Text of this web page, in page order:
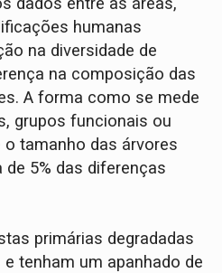
humanas
na diversidade de
na composição das
A forma como se mede
grupos funcionais ou
tamanho das árvores
5% das diferenças
primárias degradadas
tenham um apanhado de